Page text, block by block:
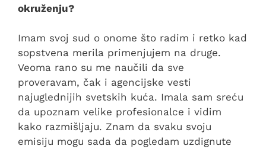
okruženju?
Imam svoj sud o onome što radim i retko kad
sopstvena merila primenjujem na druge.
Veoma rano su me naučili da sve
proveravam, čak i agencijske vesti
najuglednijih svetskih kuća. Imala sam sreću
da upoznam velike profesionalce i vidim
kako razmišljaju. Znam da svaku svoju
emisiju mogu sada da pogledam uzdignute